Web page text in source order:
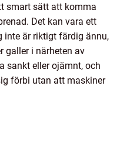
smart sätt att komma
Det kan vara ett
inte är riktigt färdig ännu,
galler i närheten av
sankt eller ojämnt, och
förbi utan att maskiner